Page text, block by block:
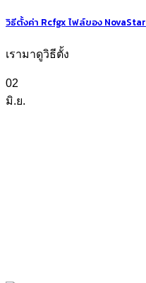
วิธีตั้งค่า Rcfgx ไฟล์ของ NovaStar
เรามาดูวิธีตั้ง
02
มิ.ย.